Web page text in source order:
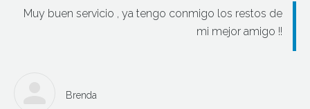
Muy buen servicio , ya tengo conmigo los restos de
mi mejor amigo !!
Brenda